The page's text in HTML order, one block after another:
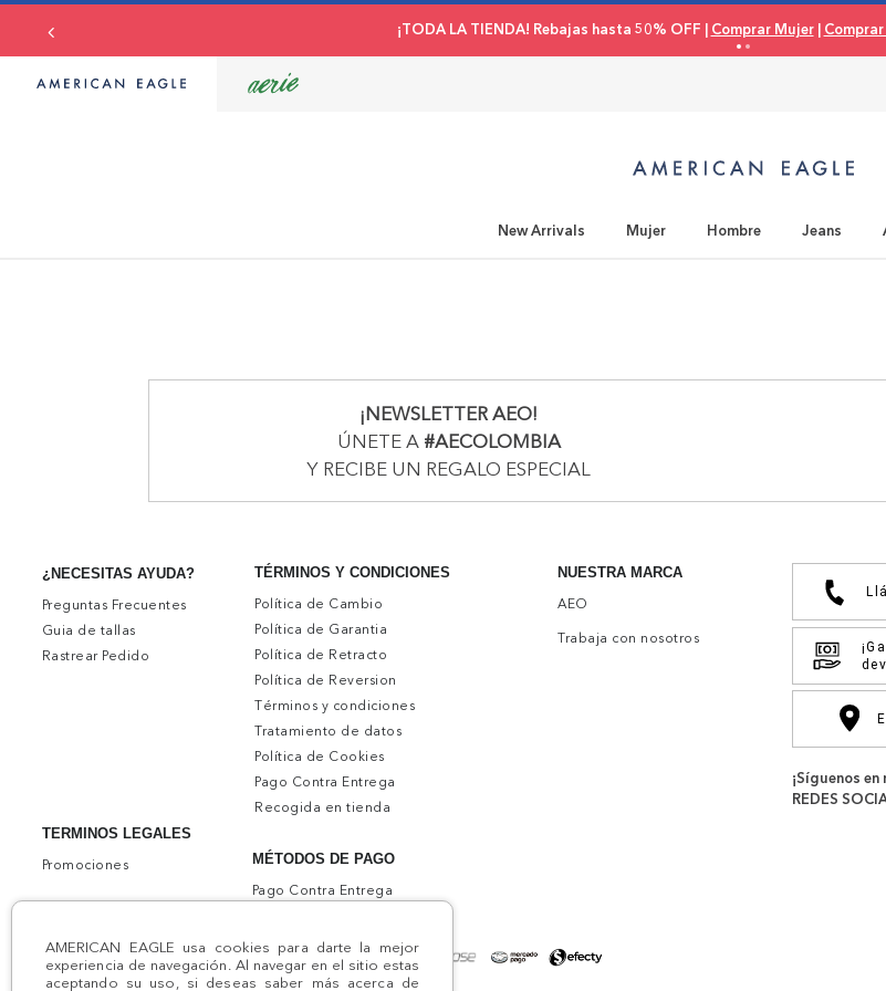
AMERICAN EAGLE usa cookies para darte la mejor
experiencia de navegación. Al navegar en el sitio estas
aceptando su uso, si deseas saber más acerca de
¡TODA LA TIENDA! Rebajas hasta 50% OFF | Comprar Mujer|
New Arrivals Mujer Hombre Jeans
¡NEWSLETTER AEO!
ÚNETE A #AECOLOMBIA
Y RECIBE UN REGALO ESPECIAL
¿NECESITAS AYUDA?
Preguntas Frecuentes
Guia de tallas
Rastrear Pedido
TERMINOS LEGALES
Promociones
TÉRMINOS Y CONDICIONES
Política de Cambio
Política de Garantia
Política de Retracto
Política de Reversion
Términos y condiciones
Tratamiento de datos
Política de Cookies
Pago Contra Entrega
Recogida en tienda
NUESTRA MARCA
AEO
Trabaja con nosotros
MÉTODOS DE PAGO
Pago Contra Entrega
¡Síguenos
REDES